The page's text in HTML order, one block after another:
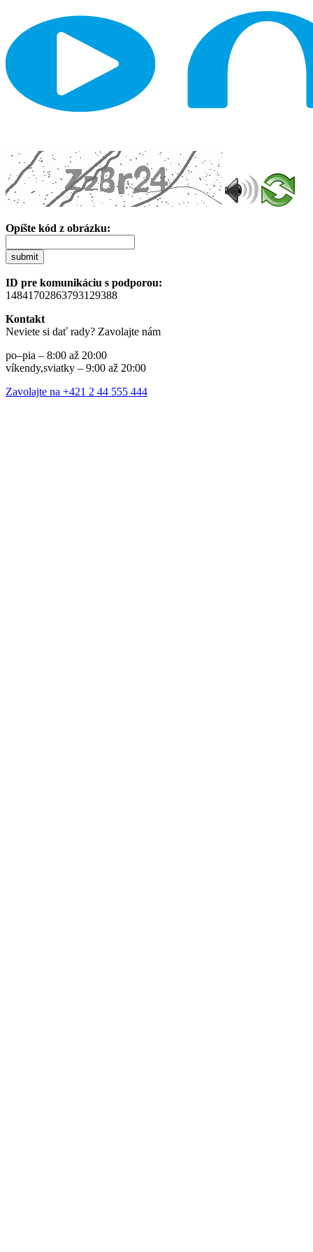
Opíšte kód z obrázku:
submit
ID pre komunikáciu s podporou:
14841702863793129388
Kontakt
Neviete si dať rady? Zavolajte nám
po–pia – 8:00 až 20:00
víkendy,sviatky – 9:00 až 20:00
Zavolajte na +421 2 44 555 444